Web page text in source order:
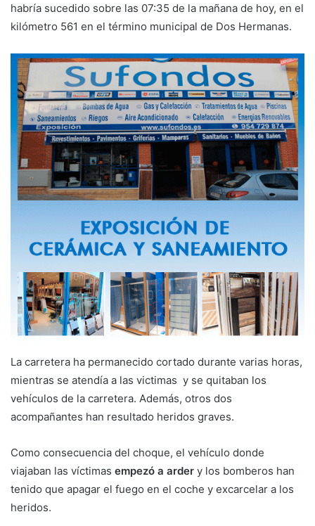
habría sucedido sobre las 07:35 de la mañana de hoy, en el
kilómetro 561 en el término municipal de Dos Hermanas.
La carretera ha permanecido cortado durante varias horas,
mientras se atendía a las victimas y se quitaban los
vehículos de la carretera. Además, otros dos
acompañantes han resultado heridos graves.
Como consecuencia del choque, el vehículo donde
viajaban las víctimas empezó a arder y los bomberos han
tenido que apagar el fuego en el coche y excarcelar a los
heridos.